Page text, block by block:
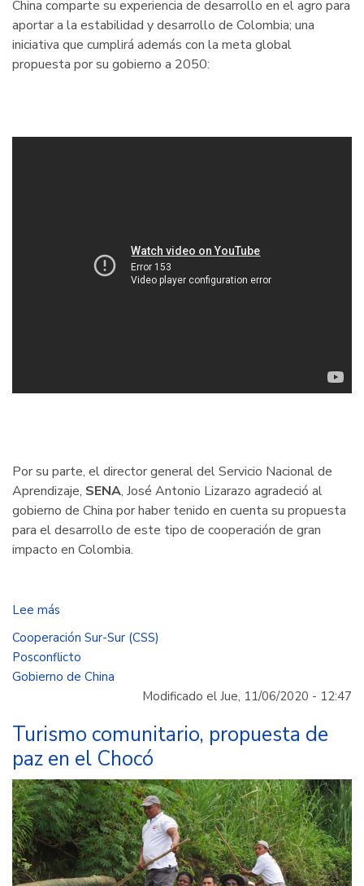
China comparte su experiencia de desarrollo en el agro para
aportar a la estabilidad y desarrollo de Colombia; una
iniciativa que cumplirá además con la meta global
propuesta por su gobierno a 2050:
Por su parte, el director general del Servicio Nacional de
Aprendizaje, SENA, José Antonio Lizarazo agradeció al
gobierno de China por haber tenido en cuenta su propuesta
para el desarrollo de este tipo de cooperación de gran
impacto en Colombia.
Lee más
La
República
Popular
y
Colombia
firman
primer
proyecto
de
capacitación
técnica
Cooperación Sur-Sur (CSS)
Posconflicto
Gobierno de China
Modificado el Jue, 11/06/2020 - 12:47
Turismo comunitario, propuesta de
paz en el Chocó